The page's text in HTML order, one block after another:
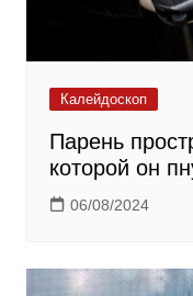
Калейдоскоп
Парень
которой он
06/08/2024